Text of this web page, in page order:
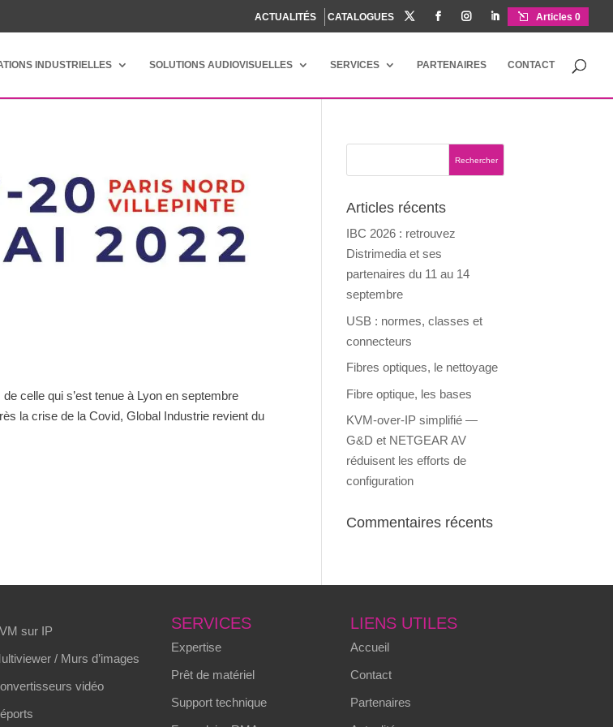
ACTUALITÉS CATALOGUES     Articles 0
INDUSTRIELLES SOLUTIONS AUDIOVISUELLES SERVICES PARTENAIRES CONTACT
celle qui s’est tenue à Lyon en septembre
la crise de la Covid, Global Industrie revient du
Articles récents
IBC 2026 : retrouvez
Distrimedia et ses
partenaires du 11 au 14
septembre
USB : normes, classes et
connecteurs
Fibres optiques, le nettoyage
Fibre optique, les bases
KVM-over-IP simplifié —
G&D et NETGEAR AV
réduisent les efforts de
configuration
Commentaires récents
sur IP
/ Murs d’images
vidéo
SERVICES
Expertise
Prêt de matériel
Support technique
LIENS UTILES
Accueil
Contact
Partenaires